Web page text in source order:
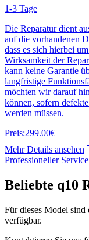
1-3 Tage
Die Reparatur dient
auf die vorhandenen
dass es sich hierbei
Wirksamkeit der
kann keine Garantie
langfristige
möchten wir darauf
können, sofern
werden müssen.
Preis:299.00€
Mehr Details ansehen
Professioneller Service
Beliebte q10
Für dieses Model sind
verfügbar.